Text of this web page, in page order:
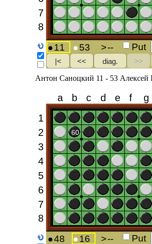
Антон Саноцкий 11 - 53